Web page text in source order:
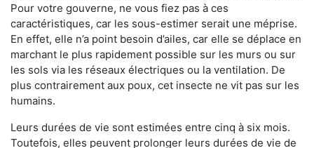
Pour votre gouverne, ne vous fiez pas à ces
caractéristiques, car les sous-estimer serait une méprise.
En effet, elle n’a point besoin d’ailes, car elle se déplace en
marchant le plus rapidement possible sur les murs ou sur
les sols via les réseaux électriques ou la ventilation. De
plus contrairement aux poux, cet insecte ne vit pas sur les
humains.
Leurs durées de vie sont estimées entre cinq à six mois.
Toutefois, elles peuvent prolonger leurs durées de vie de